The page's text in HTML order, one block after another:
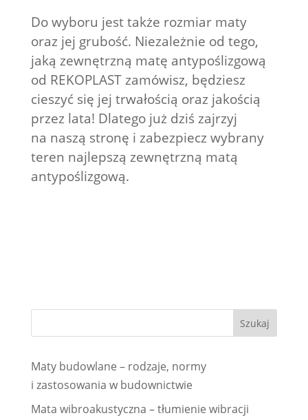
Do wyboru jest także rozmiar maty
oraz jej grubość. Niezależnie od tego,
jaką zewnętrzną matę antypoślizgową
od REKOPLAST zamówisz, będziesz
cieszyć się jej trwałością oraz jakością
przez lata! Dlatego już dziś zajrzyj
na naszą stronę i zabezpiecz wybrany
teren najlepszą zewnętrzną matą
antypoślizgową.
Maty budowlane – rodzaje, normy
i zastosowania w budownictwie
Mata wibroakustyczna – tłumienie wibracji